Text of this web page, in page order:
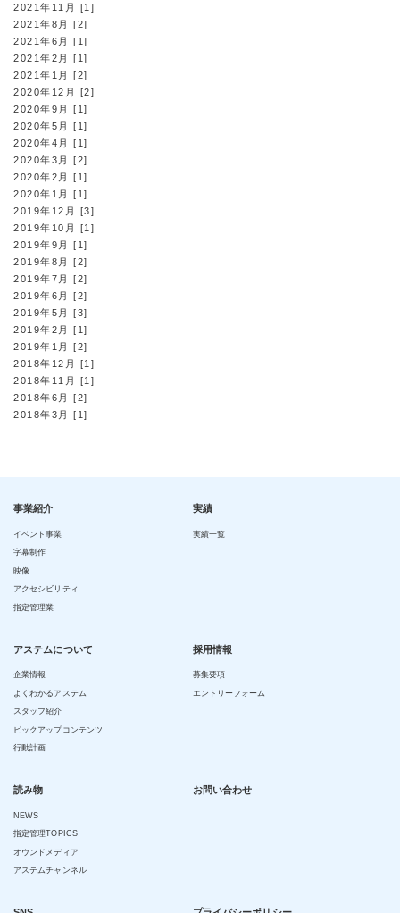
2021年11月 [1]
2021年8月 [2]
2021年6月 [1]
2021年2月 [1]
2021年1月 [2]
2020年12月 [2]
2020年9月 [1]
2020年5月 [1]
2020年4月 [1]
2020年3月 [2]
2020年2月 [1]
2020年1月 [1]
2019年12月 [3]
2019年10月 [1]
2019年9月 [1]
2019年8月 [2]
2019年7月 [2]
2019年6月 [2]
2019年5月 [3]
2019年2月 [1]
2019年1月 [2]
2018年12月 [1]
2018年11月 [1]
2018年6月 [2]
2018年3月 [1]
事業紹介
イベント事業
字幕制作
映像
アクセシビリティ
指定管理業
実績
実績一覧
アステムについて
企業情報
よくわかるアステム
スタッフ紹介
ピックアップコンテンツ
行動計画
採用情報
募集要項
エントリーフォーム
読み物
NEWS
指定管理TOPICS
オウンドメディア
アステムチャンネル
お問い合わせ